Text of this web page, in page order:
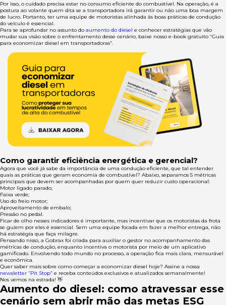
Por isso, o cuidado precisa estar no consumo eficiente do combustível. Na operação, é a
postura ao volante quem dita se a transportadora irá garantir ou não uma boa margem
de lucro. Portanto, ter uma equipe de motoristas alinhada às boas práticas de condução
do veículo é essencial.
Para se aprofundar no assunto do aumento do diesel e conhecer estratégias que vão
mudar sua visão sobre o enfrentamento desse cenário, baixe nosso e-book gratuito “Guia
para economizar diesel em transportadoras”.
Como garantir eficiência energética e gerencial?
Agora que você já sabe da importância de uma condução eficiente, que tal entender
quais as práticas que geram economia de combustível? Abaixo, separamos 5 métricas
principais que devem ser acompanhadas por quem quer reduzir custo operacional:
Motor ligado parado;
Faixa verde;
Uso do freio motor;
Aproveitamento de embalo;
Pressão no pedal.
Ficar de olho nesses indicadores é importante, mas incentivar que os motoristas da frota
se guiem por eles é essencial. Sem uma equipe focada em fazer a melhor entrega, não
há estratégia que faça milagre.
Pensando nisso, a Gobrax foi criada para auxiliar o gestor no acompanhamento das
métricas de condução, enquanto incentiva o motorista por meio de um aplicativo
gamificado. Envolvendo todo mundo no processo, a operação fica mais clara, mensurável
e econômica.
Quer saber mais sobre como começar a economizar diesel hoje? Assine a nossa
newsletter “Pit Stop” e receba conteúdos exclusivos e atualizados semanalmente!
Nos vemos na estrada! 👋
Aumento do diesel: como atravessar esse
cenário sem abrir mão das metas ESG